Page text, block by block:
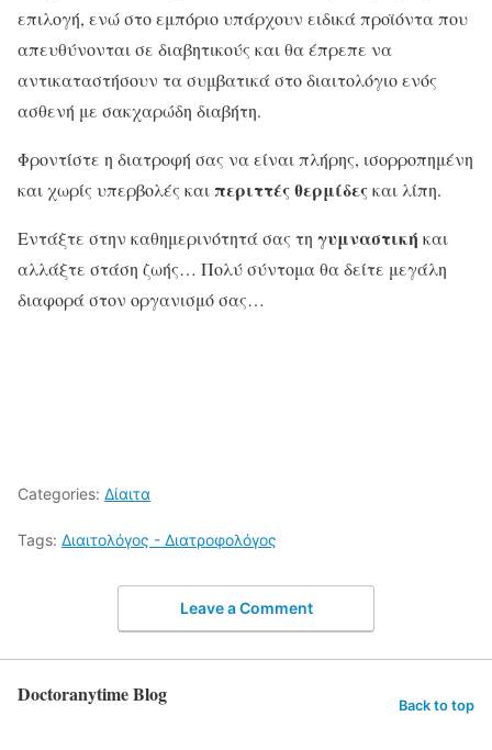
επιλογή, ενώ στο εμπόριο υπάρχουν ειδικά προϊόντα που
απευθύνονται σε διαβητικούς και θα έπρεπε να
αντικαταστήσουν τα συμβατικά στο διαιτολόγιο ενός
ασθενή με σακχαρώδη διαβήτη.
Φροντίστε η διατροφή σας να είναι πλήρης, ισορροπημένη
και χωρίς υπερβολές και περιττές θερμίδεςκαι λίπη.
Εντάξτε στην καθημερινότητά σας τη γυμναστική και
αλλάξτε στάση ζωής… Πολύ σύντομα θα δείτε μεγάλη
διαφορά στον οργανισμό σας…
Categories: Δίαιτα
Tags: Διαιτολόγος - Διατροφολόγος
Leave a Comment
Doctoranytime Blog Back to top